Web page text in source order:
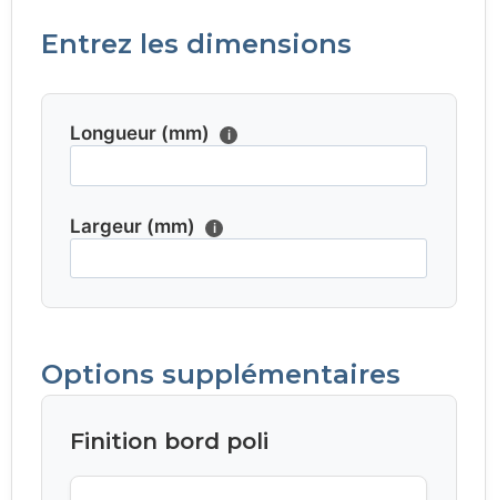
Entrez les dimensions
Longueur (mm) i
Largeur (mm) i
Options supplémentaires
Finition bord poli